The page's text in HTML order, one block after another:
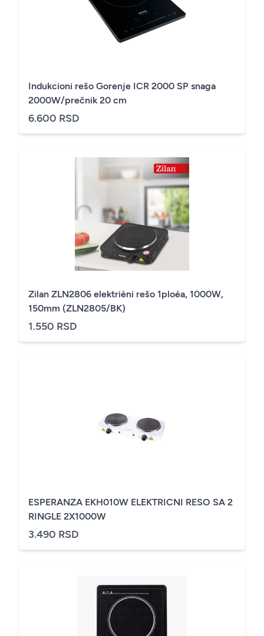
Indukcioni rešo Gorenje ICR 2000 SP snaga
2000W/prečnik 20 cm
6.600 RSD
Zilan ZLN2806 elektrièni rešo 1ploèa, 1000W,
150mm (ZLN2805/BK)
1.550 RSD
ESPERANZA EKH010W ELEKTRICNI RESO SA 2
RINGLE 2X1000W
3.490 RSD